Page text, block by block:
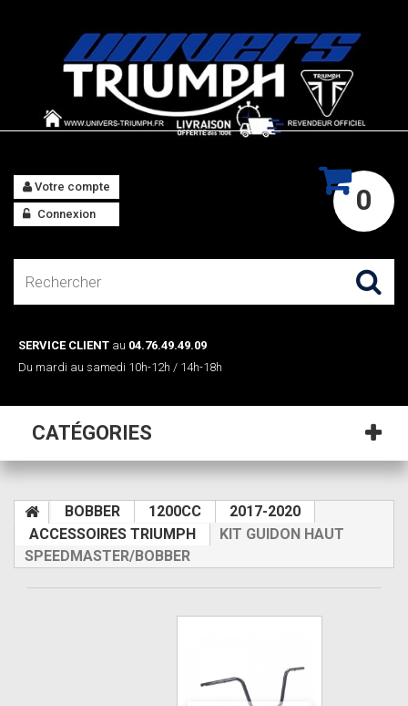
0
Votre compte
Connexion
SERVICE CLIENT au 04.76.49.49.09
Du mardi au samedi 10h-12h / 14h-18h
CATÉGORIES
BOBBER 1200CC
2017-2020
ACCESSOIRES TRIUMPH
KIT GUIDON HAUT
SPEEDMASTER/BOBBER